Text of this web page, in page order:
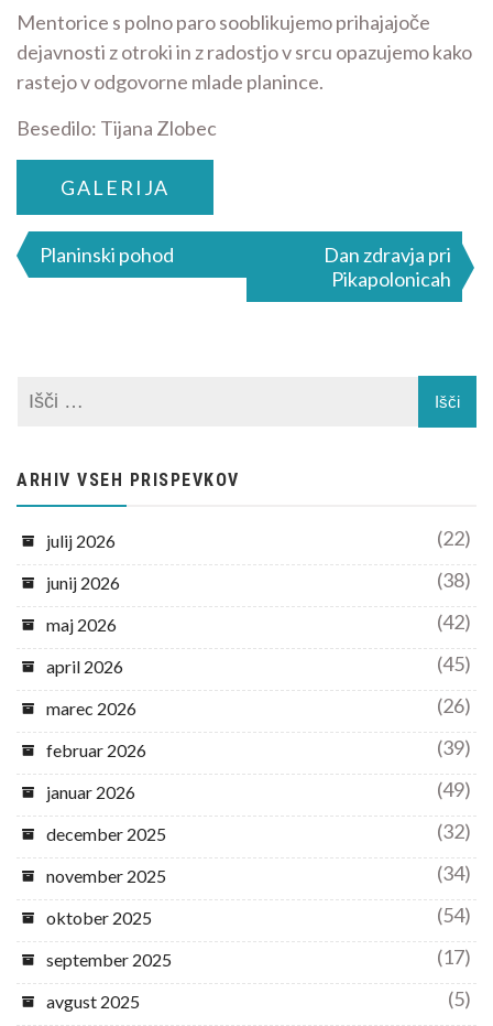
Mentorice s polno paro sooblikujemo prihajajoče
dejavnosti z otroki in z radostjo v srcu opazujemo kako
rastejo v odgovorne mlade planince.
Besedilo: Tijana Zlobec
GALERIJA
Navigacija
Planinski pohod
Dan zdravja pri
Pikapolonicah
ARHIV VSEH PRISPEVKOV
julij 2026 (22)
junij 2026 (38)
maj 2026 (42)
april 2026 (45)
marec 2026 (26)
februar 2026 (39)
januar 2026 (49)
december 2025 (32)
november 2025 (34)
oktober 2025 (54)
september 2025 (17)
avgust 2025 (5)